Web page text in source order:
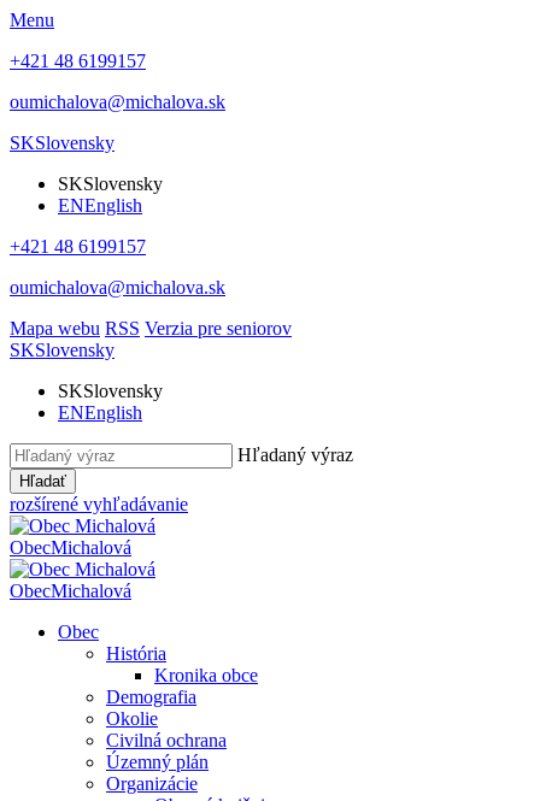
Menu
+421 48 6199157
oumichalova@michalova.sk
SKSlovensky
SKSlovensky
ENEnglish
+421 48 6199157
oumichalova@michalova.sk
Mapa webu RSS Verzia pre seniorov
SKSlovensky
SKSlovensky
ENEnglish
Hľadaný výraz
Hľadať
rozšírené vyhľadávanie
ObecMichalová
ObecMichalová
Obec
História
Kronika obce
Demografia
Okolie
Civilná ochrana
Územný plán
Organizácie